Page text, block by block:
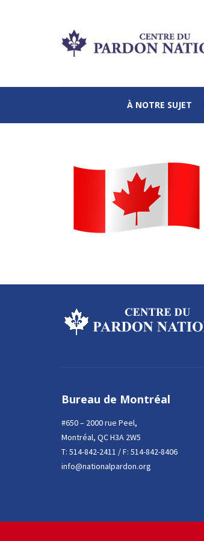
À NOTRE SUJET
Bureau de Montréal
#650 – 2000 rue Peel,
Montréal, QC H3A 2W5
T: 514-842-2411 / F: 514-842-8406
info@nationalpardon.org